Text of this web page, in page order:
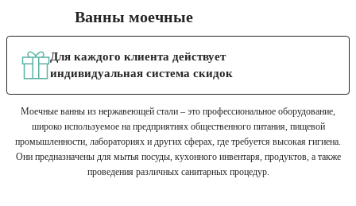
Ванны моечные
Для каждого клиента действует
индивидуальная система скидок
Моечные ванны из нержавеющей стали – это профессиональное оборудование,
широко используемое на предприятиях общественного питания, пищевой
промышленности, лабораториях и других сферах, где требуется высокая гигиена.
Они предназначены для мытья посуды, кухонного инвентаря, продуктов, а также
проведения различных санитарных процедур.